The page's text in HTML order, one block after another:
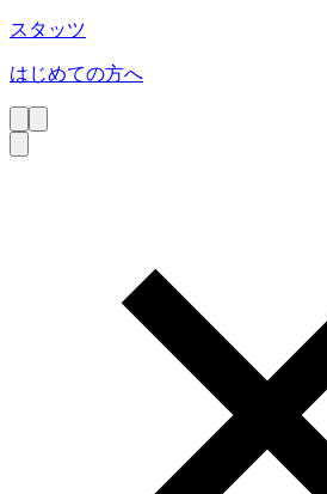
スタッツ
はじめての方へ